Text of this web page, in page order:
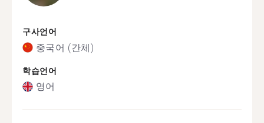
구사언어
중국어 (간체)
학습언어
영어